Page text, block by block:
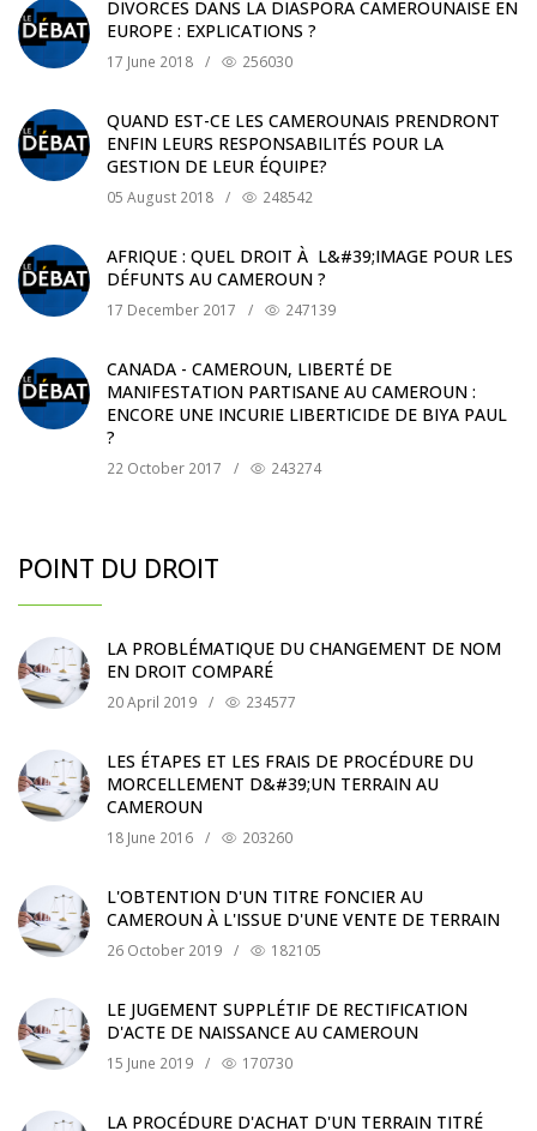
DIVORCES DANS LA DIASPORA CAMEROUNAISE EN
EUROPE : EXPLICATIONS ?
17 June 2018 / 256030
QUAND EST-CE LES CAMEROUNAIS PRENDRONT
ENFIN LEURS RESPONSABILITÉS POUR LA
GESTION DE LEUR ÉQUIPE?
05 August 2018 / 248542
AFRIQUE : QUEL DROIT À L&#39;IMAGE POUR LES
DÉFUNTS AU CAMEROUN ?
17 December 2017 / 247139
CANADA - CAMEROUN, LIBERTÉ DE
MANIFESTATION PARTISANE AU CAMEROUN :
ENCORE UNE INCURIE LIBERTICIDE DE BIYA PAUL
?
22 October 2017 / 243274
POINT DU DROIT
LA PROBLÉMATIQUE DU CHANGEMENT DE NOM
EN DROIT COMPARÉ
20 April 2019 / 234577
LES ÉTAPES ET LES FRAIS DE PROCÉDURE DU
MORCELLEMENT D&#39;UN TERRAIN AU
CAMEROUN
18 June 2016 / 203260
L'OBTENTION D'UN TITRE FONCIER AU
CAMEROUN À L'ISSUE D'UNE VENTE DE TERRAIN
26 October 2019 / 182105
LE JUGEMENT SUPPLÉTIF DE RECTIFICATION
D'ACTE DE NAISSANCE AU CAMEROUN
15 June 2019 / 170730
LA PROCÉDURE D'ACHAT D'UN TERRAIN TITRÉ